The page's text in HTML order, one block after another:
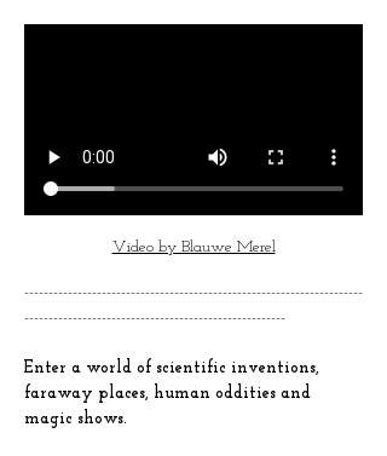
Video by Blauwe Merel
----------------------------------------------------------------------
------------------------------------------------------
Enter a world of scientific inventions,
faraway places, human oddities and
magic shows.